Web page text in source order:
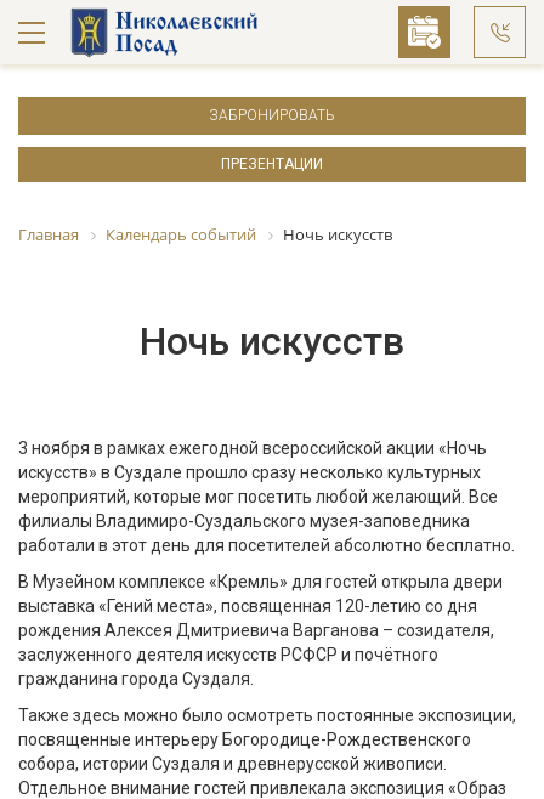
ЗАБРОНИРОВАТЬ
ПРЕЗЕНТАЦИИ
Главная Календарь событий Ночь искусств
Ночь искусств
3 ноября в рамках ежегодной всероссийской акции «Ночь
искусств» в Суздале прошло сразу несколько культурных
мероприятий, которые мог посетить любой желающий. Все
филиалы Владимиро-Суздальского музея-заповедника
работали в этот день для посетителей абсолютно бесплатно.
В Музейном комплексе «Кремль» для гостей открыла двери
выставка «Гений места», посвященная 120-летию со дня
рождения Алексея Дмитриевича Варганова – созидателя,
заслуженного деятеля искусств РСФСР и почётного
гражданина города Суздаля.
Также здесь можно было осмотреть постоянные экспозиции,
посвященные интерьеру Богородице-Рождественского
собора, истории Суздаля и древнерусской живописи.
Отдельное внимание гостей привлекала экспозиция «Образ